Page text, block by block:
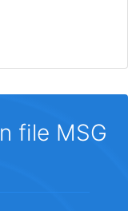
file MSG